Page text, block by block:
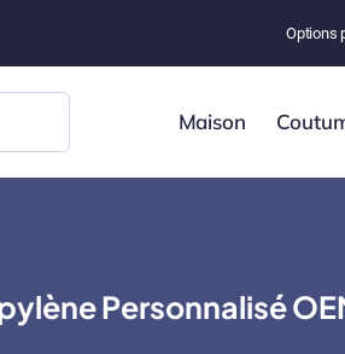
Options
Maison
Personnalisé